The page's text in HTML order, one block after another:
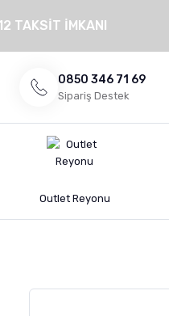
TAKSİT İMKANI
0850 346 71 69
Sipariş Destek
Outlet Reyonu